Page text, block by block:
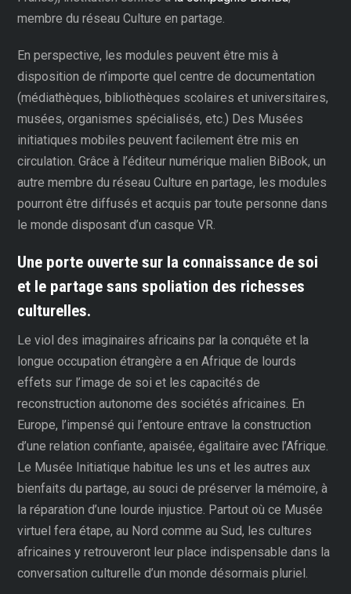
membre du réseau Culture en partage.
En perspective, les modules peuvent être mis à
disposition de n’importe quel centre de documentation
(médiathèques, bibliothèques scolaires et universitaires,
musées, organismes spécialisés, etc.) Des Musées
initiatiques mobiles peuvent facilement être mis en
circulation. Grâce à l’éditeur numérique malien BiBook, un
autre membre du réseau Culture en partage, les modules
pourront être diffusés et acquis par toute personne dans
le monde disposant d’un casque VR.
Une porte ouverte sur la connaissance de soi
et le partage sans spoliation des richesses
culturelles.
Le viol des imaginaires africains par la conquête et la
longue occupation étrangère a en Afrique de lourds
effets sur l’image de soi et les capacités de
reconstruction autonome des sociétés africaines. En
Europe, l’impensé qui l’entoure entrave la construction
d’une relation confiante, apaisée, égalitaire avec l’Afrique.
Le Musée Initiatique habitue les uns et les autres aux
bienfaits du partage, au souci de préserver la mémoire, à
la réparation d’une lourde injustice. Partout où ce Musée
virtuel fera étape, au Nord comme au Sud, les cultures
africaines y retrouveront leur place indispensable dans la
conversation culturelle d’un monde désormais pluriel.